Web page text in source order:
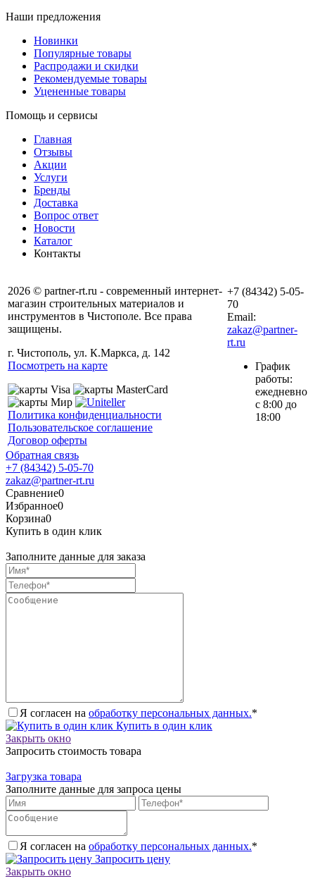
Наши предложения
Новинки
Популярные товары
Распродажи и скидки
Рекомендуемые товары
Уцененные товары
Помощь и сервисы
Главная
Отзывы
Акции
Услуги
Бренды
Доставка
Вопрос ответ
Новости
Каталог
Контакты
2026 © partner-rt.ru - современный интернет-
магазин строительных материалов и
инструментов в Чистополе. Все права
защищены.
г. Чистополь, ул. К.Маркса, д. 142
Посмотреть на карте
Политика конфиденциальности
Пользовательское соглашение
Договор оферты
+7 (84342) 5-05-
70
Email:
zakaz@partner-
rt.ru
График
работы:
ежедневно
с 8:00 до
18:00
Обратная связь
+7 (84342) 5-05-70
zakaz@partner-rt.ru
Сравнение0
Избранное0
Корзина0
Купить в один клик
Заполните данные для заказа
Я согласен на обработку персональных данных.*
Купить в один клик
Закрыть окно
Запросить стоимость товара
Загрузка товара
Заполните данные для запроса цены
Я согласен на обработку персональных данных.*
Запросить цену
Закрыть окно